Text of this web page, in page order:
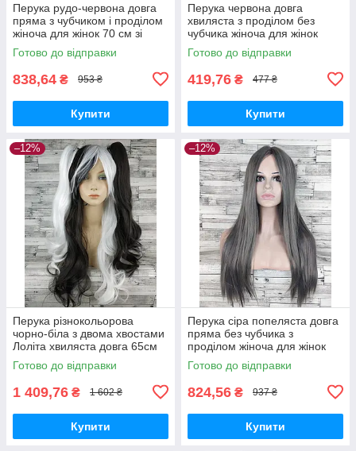
Перука рудо-червона довга
пряма з чубчиком і проділом
жіноча для жінок 70 см зі
штучного волосся
Готово до відправки
838,64 ₴ 953 ₴
Купити
Перука червона довга
хвиляста з проділом без
чубчика жіноча для жінок
80см зі штучного волосся з
темним
Готово до відправки
419,76 ₴ 477 ₴
Купити
–12%
Перука різнокольорова
чорно-біла з двома хвостами
Лоліта хвиляста довга 65см
жіноча штучна з довгим
чубчиком
Готово до відправки
1 409,76 ₴ 1 602 ₴
Купити
–12%
Перука сіра попеляста довга
пряма без чубчика з
проділом жіноча для жінок
70см зі штучного волосся
Готово до відправки
824,56 ₴ 937 ₴
Купити